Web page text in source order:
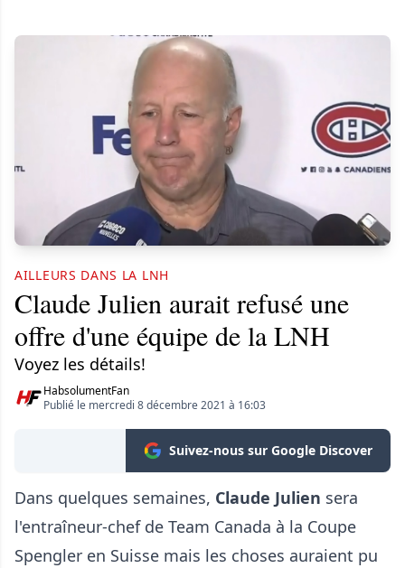
AILLEURS DANS LA LNH
Claude Julien aurait refusé une
offre d'une équipe de la LNH
Voyez les détails!
HabsolumentFan
Publié le mercredi 8 décembre 2021 à 16:03
Suivez-nous sur Google Discover
Dans quelques semaines, Claude Julien sera
l'entraîneur-chef de Team Canada à la Coupe
Spengler en Suisse mais les choses auraient pu